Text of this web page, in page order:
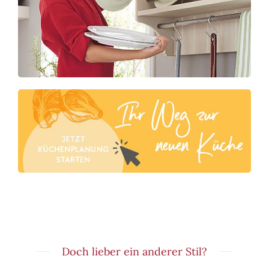
Doch lieber ein anderer Stil?